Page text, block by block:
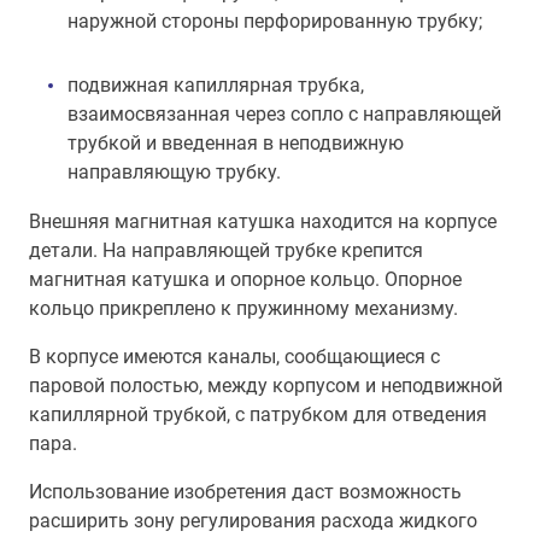
наружной стороны перфорированную трубку;
подвижная капиллярная трубка,
взаимосвязанная через сопло с направляющей
трубкой и введенная в неподвижную
направляющую трубку.
Внешняя магнитная катушка находится на корпусе
детали. На направляющей трубке крепится
магнитная катушка и опорное кольцо. Опорное
кольцо прикреплено к пружинному механизму.
В корпусе имеются каналы, сообщающиеся с
паровой полостью, между корпусом и неподвижной
капиллярной трубкой, с патрубком для отведения
пара.
Использование изобретения даст возможность
расширить зону регулирования расхода жидкого